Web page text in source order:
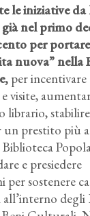
le iniziative da
nel primo
per
nuova” nella
per incentivare
visite,
librario,
un prestito più
e presiedere
per sostenere
degli